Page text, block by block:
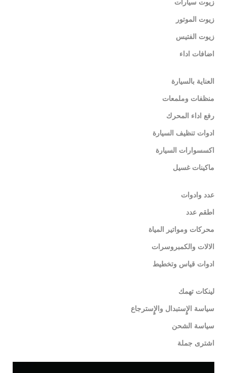
زيوت سيارات
زيوت الموتور
زيوت الفتيس
اضافات اداء
العناية بالسيارة
منظفات وملمعات
رفع اداء المحرك
ادوات تنظيف السيارة
اكسسوارات السيارة
ماكينات غسيل
عدد وادوات
اطقم عدد
محركات ومواتير المياة
الالات والكمبروسرات
ادوات قياس وتخطيط
لينكات تهمك
سياسة الإٍستبدال والإٍسترجاع
سياسة الشحن
اشترى جملة